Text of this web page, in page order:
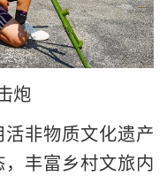
炮
非物质文化遗产
丰富乡村文旅内